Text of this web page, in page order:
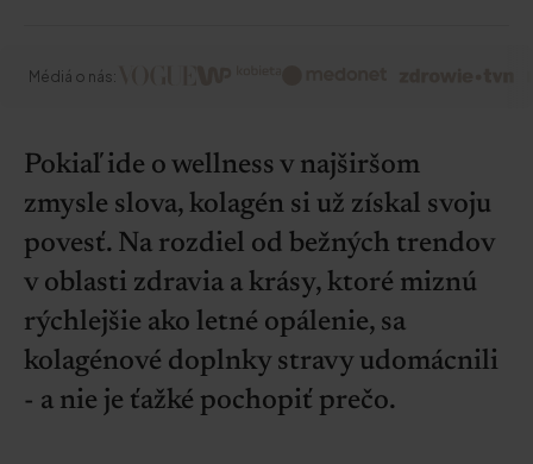
Médiá o nás:
Pokiaľ ide o wellness v najširšom
zmysle slova, kolagén si už získal svoju
povesť. Na rozdiel od bežných trendov
v oblasti zdravia a krásy, ktoré miznú
rýchlejšie ako letné opálenie, sa
kolagénové doplnky stravy udomácnili
- a nie je ťažké pochopiť prečo.